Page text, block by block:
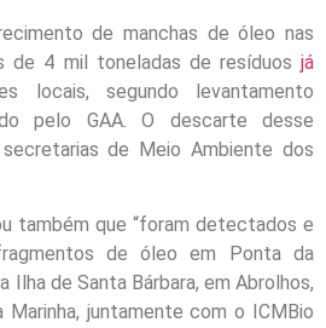
de manchas de óleo nas
de 4 mil toneladas de resíduos já
locais, segundo levantamento
pelo GAA. O descarte desse
de Meio Ambiente dos
também que “foram detectados e
de óleo em Ponta da
Ilha de Santa Bárbara, em Abrolhos,
juntamente com o ICMBio